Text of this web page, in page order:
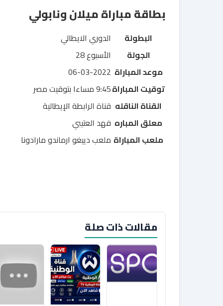
بطاقة مباراة ميلان ونابولي
البطولة
الدوري الايطالي
الجولة
الأسبوع 28
موعد المباراة 06-03-2022
توقيت المباراة9:45 مساءا بتوقيت مصر
القناة الناقله قناة الرابطة الإيطالية
معلق المباره فهد العتيبي
ملعب المباراة ملعب دييغو ارماندو مارادونا
مقالات ذات صلة